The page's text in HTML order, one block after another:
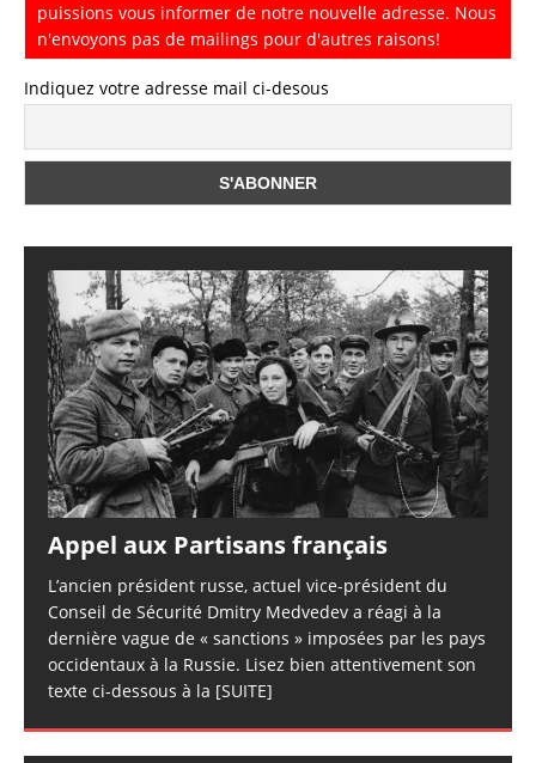
puissions vous informer de notre nouvelle adresse. Nous
n'envoyons pas de mailings pour d'autres raisons!
Indiquez votre adresse mail ci-desous
Appel aux Partisans français
L’ancien président russe, actuel vice-président du
Conseil de Sécurité Dmitry Medvedev a réagi à la
dernière vague de « sanctions » imposées par les pays
occidentaux à la Russie. Lisez bien attentivement son
texte ci-dessous à la [SUITE]